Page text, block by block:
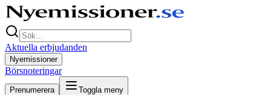
Aktuella erbjudanden
Nyemissioner
Börsnoteringar
Prenumerera Toggla meny